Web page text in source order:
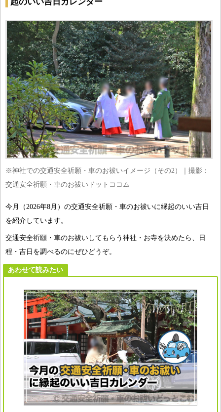
※神社での交通安全祈願・車のお祓いイメージ（その2）｜撮影：
交通安全祈願・車のお祓いドットココム
今月（2026年8月）の交通安全祈願・車のお祓いに縁起のいい吉日
を紹介しています。
交通安全祈願・車のお祓いしてもらう神社・お寺を決めたら、日
程・吉日を調べるのにぜひどうぞ。
あわせて読みたい